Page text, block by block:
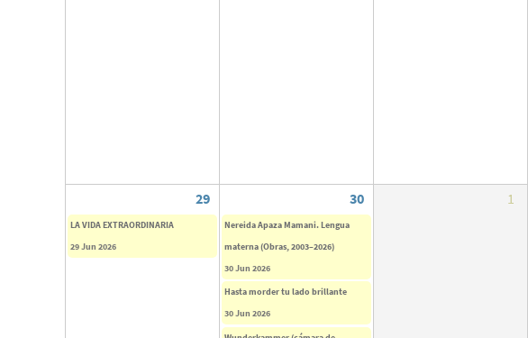
29 30 1
LA VIDA EXTRAORDINARIA
29 Jun 2026
Nereida Apaza Mamani. Lengua
materna (Obras, 2003–2026)
30 Jun 2026
Hasta morder tu lado brillante
30 Jun 2026